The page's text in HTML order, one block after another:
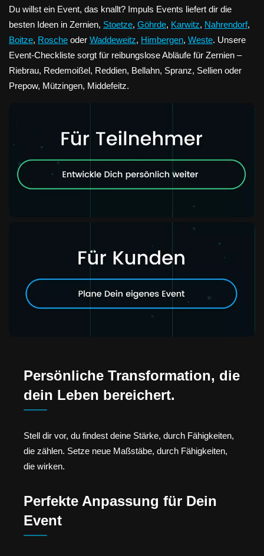
Du willst ein Event, das knallt? Impuls Events liefert dir die
besten Ideen in Zernien, Stoetze, Göhrde, Karwitz, Nahrendorf,
Boitze, Rosche oder Waddeweitz, Himbergen, Weste. Unsere
Event-Checkliste sorgt für reibungslose Abläufe für Zernien –
Riebrau, Redemoißel, Reddien, Bellahn, Spranz, Sellien oder
Prepow, Mützingen, Middefeitz.
Persönliche Transformation, die
dein Leben bereichert.
Stell dir vor, du findest deine Stärke, durch Fähigkeiten,
die zählen. Setze neue Maßstäbe, durch Fähigkeiten,
die wirken.
Perfekte Anpassung für Dein
Event